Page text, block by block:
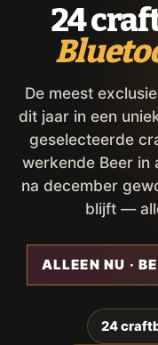
24
De meest
dit jaar in een
geselecteerde
werkende Beer in
na december
blijft —
ALLEEN NU ·
24